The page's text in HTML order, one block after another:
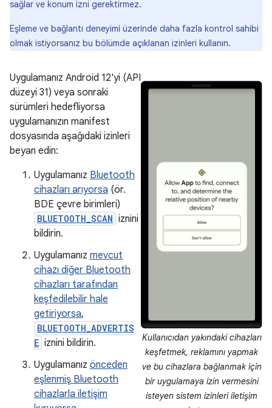
sağlar ve konum izni gerektirmez.
Eşleme ve bağlantı deneyimi üzerinde daha fazla kontrol sahibi
olmak istiyorsanız bu bölümde açıklanan izinleri kullanın.
Kullanıcıdan yakındaki cihazları
keşfetmek, reklamını yapmak
ve bu cihazlara bağlanmak için
bir uygulamaya izin vermesini
isteyen sistem izinleri iletişim
Uygulamanız Android 12'yi (API
düzeyi 31) veya sonraki
sürümleri hedefliyorsa
uygulamanızın manifest
dosyasında aşağıdaki izinleri
beyan edin:
Uygulamanız Bluetooth
cihazları arıyorsa (ör.
BDE çevre birimleri)
BLUETOOTH_SCAN iznini
bildirin.
Uygulamanız mevcut
cihazı diğer Bluetooth
cihazları tarafından
keşfedilebilir hale
getiriyorsa,
BLUETOOTH_ADVERTIS
E iznini bildirin.
Uygulamanız önceden
eşlenmiş Bluetooth
cihazlarla iletişim